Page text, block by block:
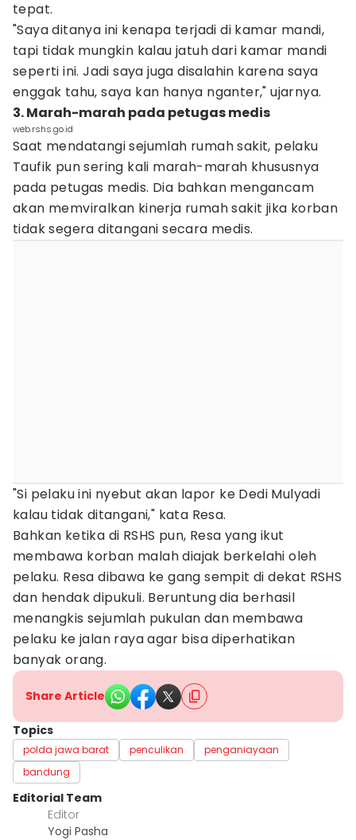
tepat.
"Saya ditanya ini kenapa terjadi di kamar mandi,
tapi tidak mungkin kalau jatuh dari kamar mandi
seperti ini. Jadi saya juga disalahin karena saya
enggak tahu, saya kan hanya nganter," ujarnya.
3. Marah-marah pada petugas medis
web.rshs.go.id
Saat mendatangi sejumlah rumah sakit, pelaku
Taufik pun sering kali marah-marah khususnya
pada petugas medis. Dia bahkan mengancam
akan memviralkan kinerja rumah sakit jika korban
tidak segera ditangani secara medis.
"Si pelaku ini nyebut akan lapor ke Dedi Mulyadi
kalau tidak ditangani," kata Resa.
Bahkan ketika di RSHS pun, Resa yang ikut
membawa korban malah diajak berkelahi oleh
pelaku. Resa dibawa ke gang sempit di dekat RSHS
dan hendak dipukuli. Beruntung dia berhasil
menangkis sejumlah pukulan dan membawa
pelaku ke jalan raya agar bisa diperhatikan
banyak orang.
Share Article
Topics
polda jawa barat penculikan
penganiayaan
bandung
Editorial Team
Editor
Yogi Pasha